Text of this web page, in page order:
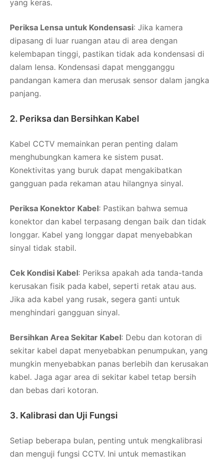
yang keras.
Periksa Lensa untuk Kondensasi: Jika kamera
dipasang di luar ruangan atau di area dengan
kelembapan tinggi, pastikan tidak ada kondensasi di
dalam lensa. Kondensasi dapat mengganggu
pandangan kamera dan merusak sensor dalam jangka
panjang.
2. Periksa dan Bersihkan Kabel
Kabel CCTV memainkan peran penting dalam
menghubungkan kamera ke sistem pusat.
Konektivitas yang buruk dapat mengakibatkan
gangguan pada rekaman atau hilangnya sinyal.
Periksa Konektor Kabel: Pastikan bahwa semua
konektor dan kabel terpasang dengan baik dan tidak
longgar. Kabel yang longgar dapat menyebabkan
sinyal tidak stabil.
Cek Kondisi Kabel: Periksa apakah ada tanda-tanda
kerusakan fisik pada kabel, seperti retak atau aus.
Jika ada kabel yang rusak, segera ganti untuk
menghindari gangguan sinyal.
Bersihkan Area Sekitar Kabel: Debu dan kotoran di
sekitar kabel dapat menyebabkan penumpukan, yang
mungkin menyebabkan panas berlebih dan kerusakan
kabel. Jaga agar area di sekitar kabel tetap bersih
dan bebas dari kotoran.
3. Kalibrasi dan Uji Fungsi
Setiap beberapa bulan, penting untuk mengkalibrasi
dan menguji fungsi CCTV. Ini untuk memastikan